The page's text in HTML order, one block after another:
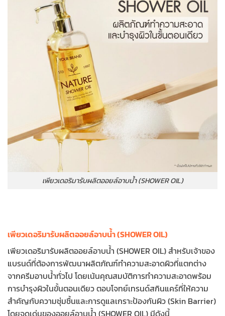
เพียวเดอริมารับผลิตออยล์อาบน้ำ (SHOWER OIL)
เพียวเดอริมารับผลิตออยล์อาบน้ำ (SHOWER OIL)
เพียวเดอริมารับผลิตออยล์อาบน้ำ (SHOWER OIL) สำหรับเจ้าของ
แบรนด์ที่ต้องการพัฒนาผลิตภัณฑ์ทำความสะอาดผิวที่แตกต่าง
จากครีมอาบน้ำทั่วไป โดยเน้นคุณสมบัติการทำความสะอาดพร้อม
การบำรุงผิวในขั้นตอนเดียว ตอบโจทย์เทรนด์สกินแคร์ที่ให้ความ
สำคัญกับความชุ่มชื้นและการดูแลเกราะป้องกันผิว (Skin Barrier)
โดยจุดเด่นของออยล์อาบน้ำ (SHOWER OIL) มีดังนี้